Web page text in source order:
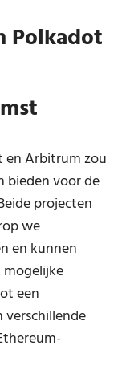
Polkadot
en Arbitrum zou
bieden voor de
projecten
we
en kunnen
mogelijke
een